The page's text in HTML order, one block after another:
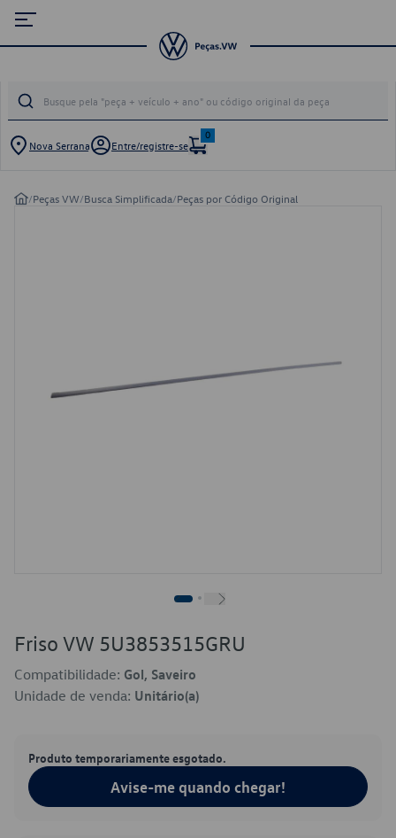
Nova Serrana Entre/registre-se
0
/Peças VW/Busca Simplificada/Peças por Código Original
Friso VW 5U3853515GRU
Compatibilidade: Gol, Saveiro
Unidade de venda: Unitário(a)
Produto temporariamente esgotado.
Avise-me quando chegar!